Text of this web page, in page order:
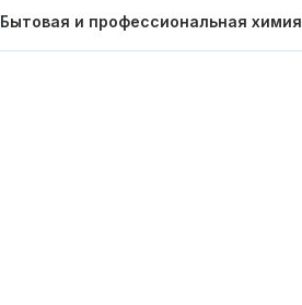
Салфетки
Бытовая и профессиональная химия